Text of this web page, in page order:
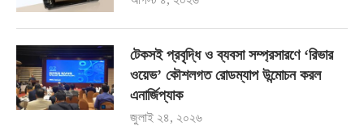
টেকসই প্রবৃদ্ধি ও ব্যবসা সম্প্রসারণে ‘রিভার
ওয়েভ’ কৌশলগত রোডম্যাপ উন্মোচন করল
এনার্জিপ্যাক
জুলাই ২৪, ২০২৬